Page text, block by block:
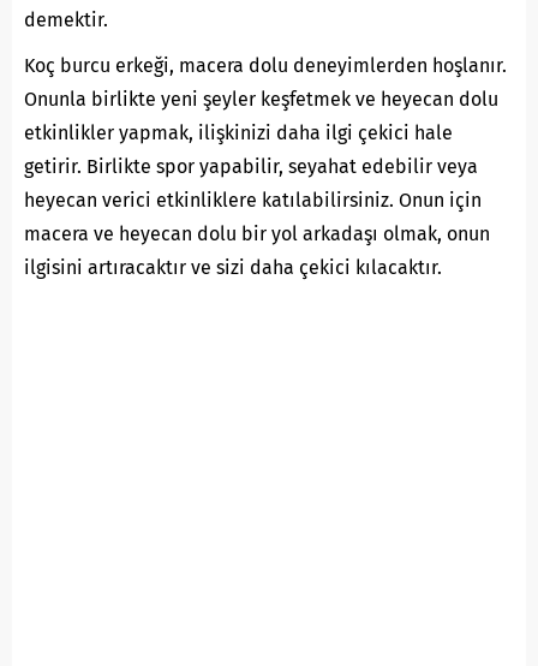
demektir.
Koç burcu erkeği, macera dolu deneyimlerden hoşlanır.
Onunla birlikte yeni şeyler keşfetmek ve heyecan dolu
etkinlikler yapmak, ilişkinizi daha ilgi çekici hale
getirir. Birlikte spor yapabilir, seyahat edebilir veya
heyecan verici etkinliklere katılabilirsiniz. Onun için
macera ve heyecan dolu bir yol arkadaşı olmak, onun
ilgisini artıracaktır ve sizi daha çekici kılacaktır.